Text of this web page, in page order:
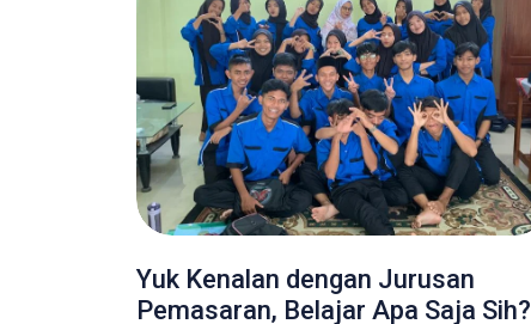
Yuk Kenalan dengan Jurusan
Pemasaran, Belajar Apa Saja Sih?